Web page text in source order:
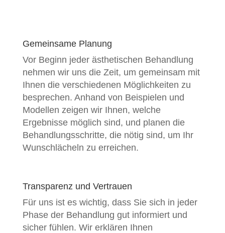
Gemeinsame Planung
Vor Beginn jeder ästhetischen Behandlung
nehmen wir uns die Zeit, um gemeinsam mit
Ihnen die verschiedenen Möglichkeiten zu
besprechen. Anhand von Beispielen und
Modellen zeigen wir Ihnen, welche
Ergebnisse möglich sind, und planen die
Behandlungsschritte, die nötig sind, um Ihr
Wunschlächeln zu erreichen.
Transparenz und Vertrauen
Für uns ist es wichtig, dass Sie sich in jeder
Phase der Behandlung gut informiert und
sicher fühlen. Wir erklären Ihnen